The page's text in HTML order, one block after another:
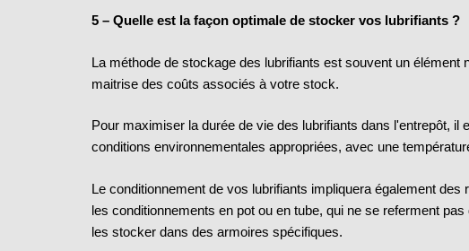
5 – Quelle est la façon optimale de stocker vos lubrifiants ?
La méthode de stockage des lubrifiants est souvent un élément
maitrise des coûts associés à votre stock.
Pour maximiser la durée de vie des lubrifiants dans l'entrepôt,
conditions environnementales appropriées, avec une
Le conditionnement de vos lubrifiants impliquera également
les conditionnements en pot ou en tube, qui ne se referment
les stocker dans des armoires spécifiques.